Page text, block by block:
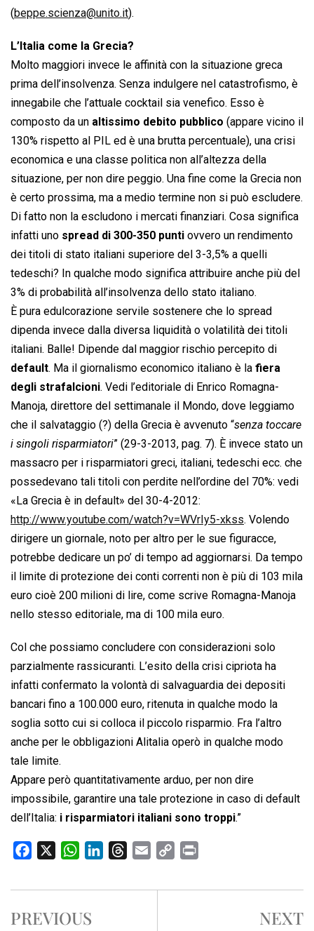
(beppe.scienza@unito.it).
L’Italia come la Grecia?
Molto maggiori invece le affinità con la situazione greca
prima dell’insolvenza. Senza indulgere nel catastrofismo, è
innegabile che l’attuale cocktail sia venefico. Esso è
composto da un altissimo debito pubblico (appare vicino il
130% rispetto al PIL ed è una brutta percentuale), una crisi
economica e una classe politica non all’altezza della
situazione, per non dire peggio. Una fine come la Grecia non
è certo prossima, ma a medio termine non si può escludere.
Di fatto non la escludono i mercati finanziari. Cosa significa
infatti uno spread di 300-350 punti ovvero un rendimento
dei titoli di stato italiani superiore del 3-3,5% a quelli
tedeschi? In qualche modo significa attribuire anche più del
3% di probabilità all’insolvenza dello stato italiano.
È pura edulcorazione servile sostenere che lo spread
dipenda invece dalla diversa liquidità o volatilità dei titoli
italiani. Balle! Dipende dal maggior rischio percepito di
default. Ma il giornalismo economico italiano è la fiera
degli strafalcioni. Vedi l’editoriale di Enrico Romagna-
Manoja, direttore del settimanale il Mondo, dove leggiamo
che il salvataggio (?) della Grecia è avvenuto “senza toccare
i singoli risparmiatori” (29-3-2013, pag. 7). È invece stato un
massacro per i risparmiatori greci, italiani, tedeschi ecc. che
possedevano tali titoli con perdite nell’ordine del 70%: vedi
«La Grecia è in default» del 30-4-2012:
http://www.youtube.com/watch?v=WVrIy5-xkss. Volendo
dirigere un giornale, noto per altro per le sue figuracce,
potrebbe dedicare un po’ di tempo ad aggiornarsi. Da tempo
il limite di protezione dei conti correnti non è più di 103 mila
euro cioè 200 milioni di lire, come scrive Romagna-Manoja
nello stesso editoriale, ma di 100 mila euro.
Col che possiamo concludere con considerazioni solo
parzialmente rassicuranti. L’esito della crisi cipriota ha
infatti confermato la volontà di salvaguardia dei depositi
bancari fino a 100.000 euro, ritenuta in qualche modo la
soglia sotto cui si colloca il piccolo risparmio. Fra l’altro
anche per le obbligazioni Alitalia operò in qualche modo
tale limite.
Appare però quantitativamente arduo, per non dire
impossibile, garantire una tale protezione in caso di default
dell’Italia: i risparmiatori italiani sono troppi.”
c
b
W
a
s
n
r
a
p
i
PREVIOUS NEXT